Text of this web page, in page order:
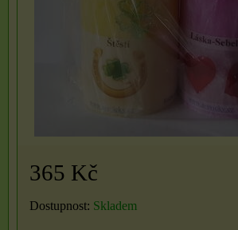
365 Kč
Dostupnost: Skladem